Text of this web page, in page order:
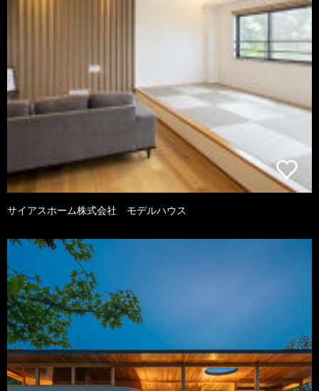
サイアスホーム株式会社 モデルハウス